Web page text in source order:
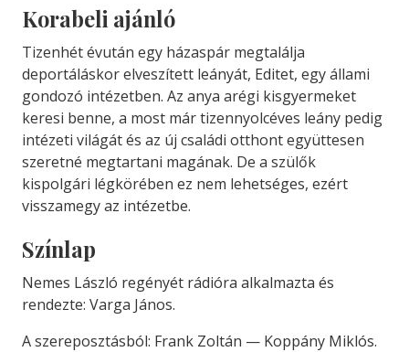
Korabeli ajánló
Tizenhét évután egy házaspár megtalálja
deportáláskor elveszített leányát, Editet, egy állami
gondozó intézetben. Az anya arégi kisgyermeket
keresi benne, a most már tizennyolcéves leány pedig
intézeti világát és az új családi otthont együttesen
szeretné megtartani magának. De a szülők
kispolgári légkörében ez nem lehetséges, ezért
visszamegy az intézetbe.
Színlap
Nemes László regényét rádióra alkalmazta és
rendezte: Varga János.
A szereposztásból: Frank Zoltán — Koppány Miklós.